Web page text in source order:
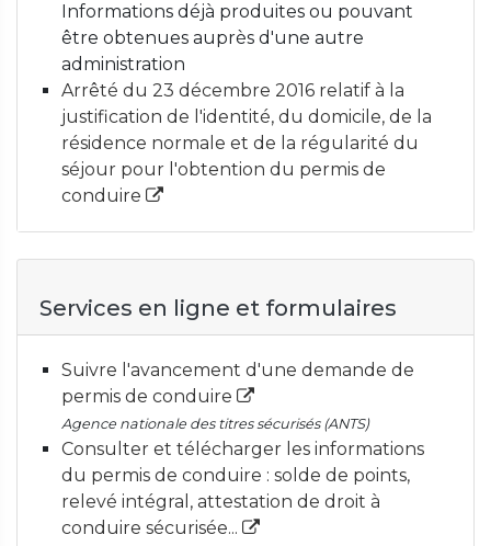
Informations déjà produites ou pouvant
être obtenues auprès d'une autre
administration
Arrêté du 23 décembre 2016 relatif à la
justification de l'identité, du domicile, de la
résidence normale et de la régularité du
séjour pour l'obtention du permis de
conduire
Services en ligne et formulaires
Suivre l'avancement d'une demande de
permis de conduire
Agence nationale des titres sécurisés (ANTS)
Consulter et télécharger les informations
du permis de conduire : solde de points,
relevé intégral, attestation de droit à
conduire sécurisée...